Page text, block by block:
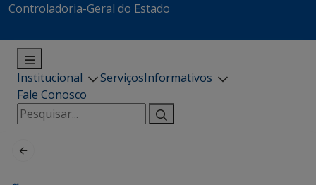
Controladoria-Geral do Estado
Institucional ServiçosInformativos
Fale Conosco
Pesquisar
por: